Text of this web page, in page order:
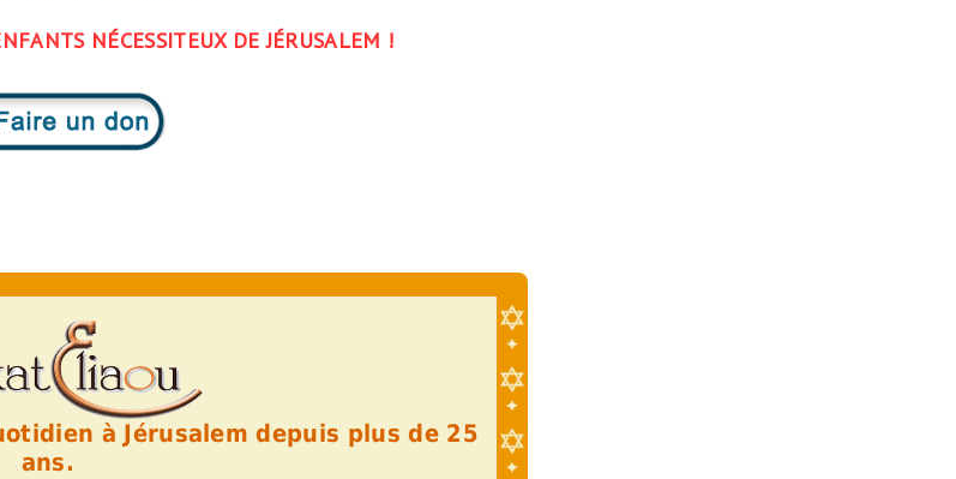
NÉCESSITEUX DE JÉRUSALEM !
à Jérusalem depuis plus de 25
ans.